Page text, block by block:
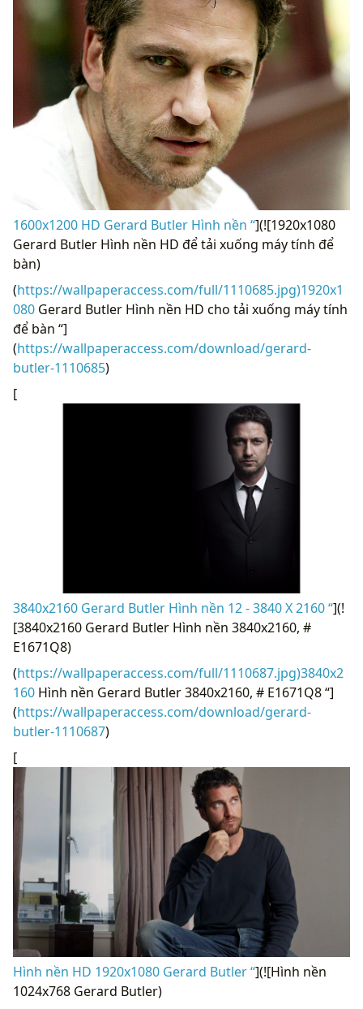
1600x1200 HD Gerard Butler Hình nền “](![1920x1080
Gerard Butler Hình nền HD để tải xuống máy tính để
bàn)
(https://wallpaperaccess.com/full/1110685.jpg)1920x1
080 Gerard Butler Hình nền HD cho tải xuống máy tính
để bàn “]
(https://wallpaperaccess.com/download/gerard-
butler-1110685)
[
3840x2160 Gerard Butler Hình nền 12 - 3840 X 2160 “](!
[3840x2160 Gerard Butler Hình nền 3840x2160, #
E1671Q8)
(https://wallpaperaccess.com/full/1110687.jpg)3840x2
160 Hình nền Gerard Butler 3840x2160, # E1671Q8 “]
(https://wallpaperaccess.com/download/gerard-
butler-1110687)
[
Hình nền HD 1920x1080 Gerard Butler “](![Hình nền
1024x768 Gerard Butler)